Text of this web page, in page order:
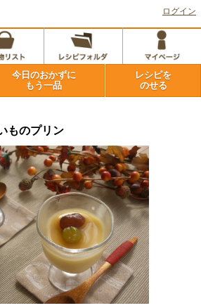
ログイン
今日のおかずに
もう一品
レシピを
のせる
ものプリン